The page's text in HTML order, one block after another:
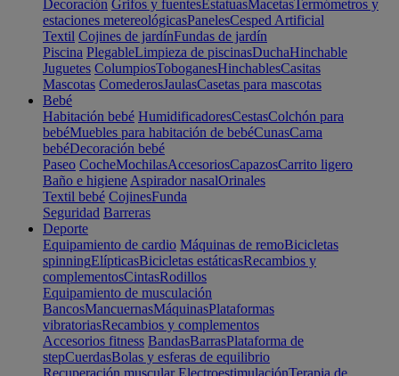
Decoración Grifos y fuentesEstatuasMacetasTermómetros y
estaciones metereológicasPanelesCesped Artificial
Textil Cojines de jardínFundas de jardín
Piscina PlegableLimpieza de piscinasDuchaHinchable
Juguetes ColumpiosToboganesHinchablesCasitas
Mascotas ComederosJaulasCasetas para mascotas
Bebé
Habitación bebé HumidificadoresCestasColchón para
bebéMuebles para habitación de bebéCunasCama
bebéDecoración bebé
Paseo CocheMochilasAccesoriosCapazosCarrito ligero
Baño e higiene Aspirador nasalOrinales
Textil bebé CojinesFunda
Seguridad Barreras
Deporte
Equipamiento de cardio Máquinas de remoBicicletas
spinningElípticasBicicletas estáticasRecambios y
complementosCintasRodillos
Equipamiento de musculación
BancosMancuernasMáquinasPlataformas
vibratoriasRecambios y complementos
Accesorios fitness BandasBarrasPlataforma de
stepCuerdasBolas y esferas de equilibrio
Recuperación muscular ElectroestimulaciónTerapia de